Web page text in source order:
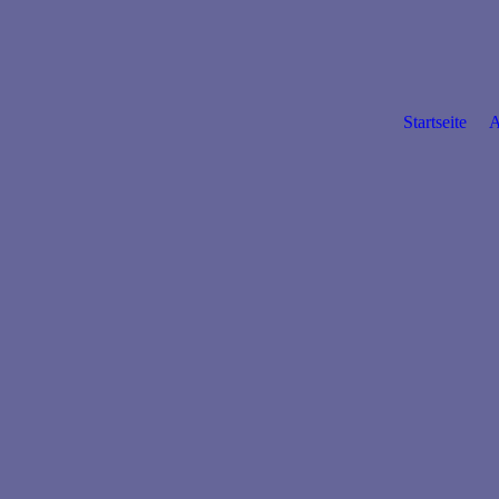
Startseite